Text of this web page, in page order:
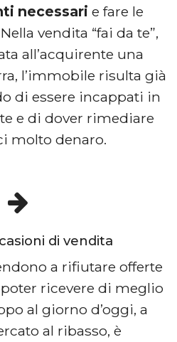
necessari e fare le
vendita “fai da te”,
all’acquirente una
l’immobile risulta già
di essere incappati in
e di dover rimediare
molto denaro.
di vendita
a rifiutare offerte
ricevere di meglio
al giorno d’oggi, a
al ribasso, è